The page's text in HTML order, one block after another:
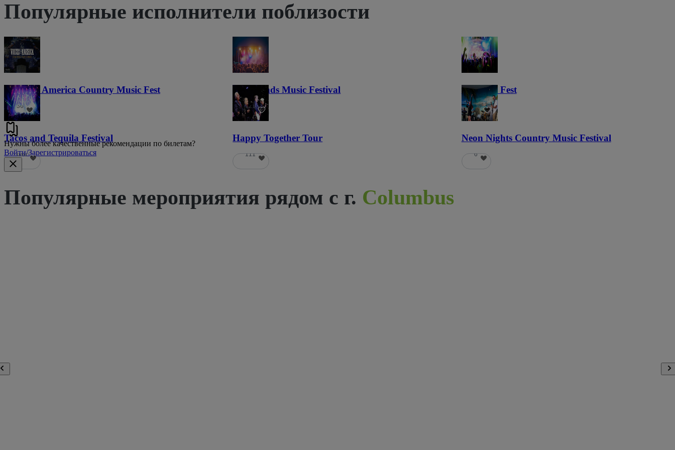
Популярные исполнители поблизости
Voices of America Country Music Fest
36
Lost Lands Music Festival
121
Haunted Fest
58
Tacos and Tequila Festival
686
Happy Together Tour
111
Neon Nights Country Music Festival
6
Нужны более качественные рекомендации по билетам?
Войти/Зарегистрироваться
Популярные мероприятия рядом с г. Columbus